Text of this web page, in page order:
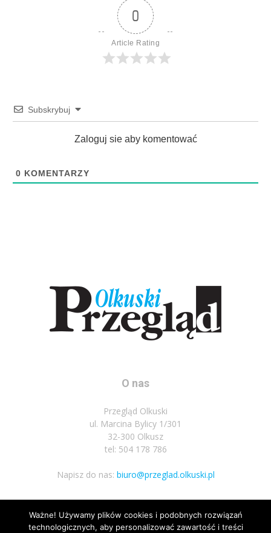
0
Article Rating
Subskrybuj
Zaloguj sie aby komentować
0 KOMENTARZY
O nas
Przegląd Olkuski
ul. Marcina Bylicy 1/301
32-300 Olkusz
tel: 504 178 786
Napisz do nas: biuro@przeglad.olkuski.pl
Podążaj za nami
Ważne! Używamy plików cookies i podobnych rozwiązań
technologicznych, aby personalizować zawartość i treści